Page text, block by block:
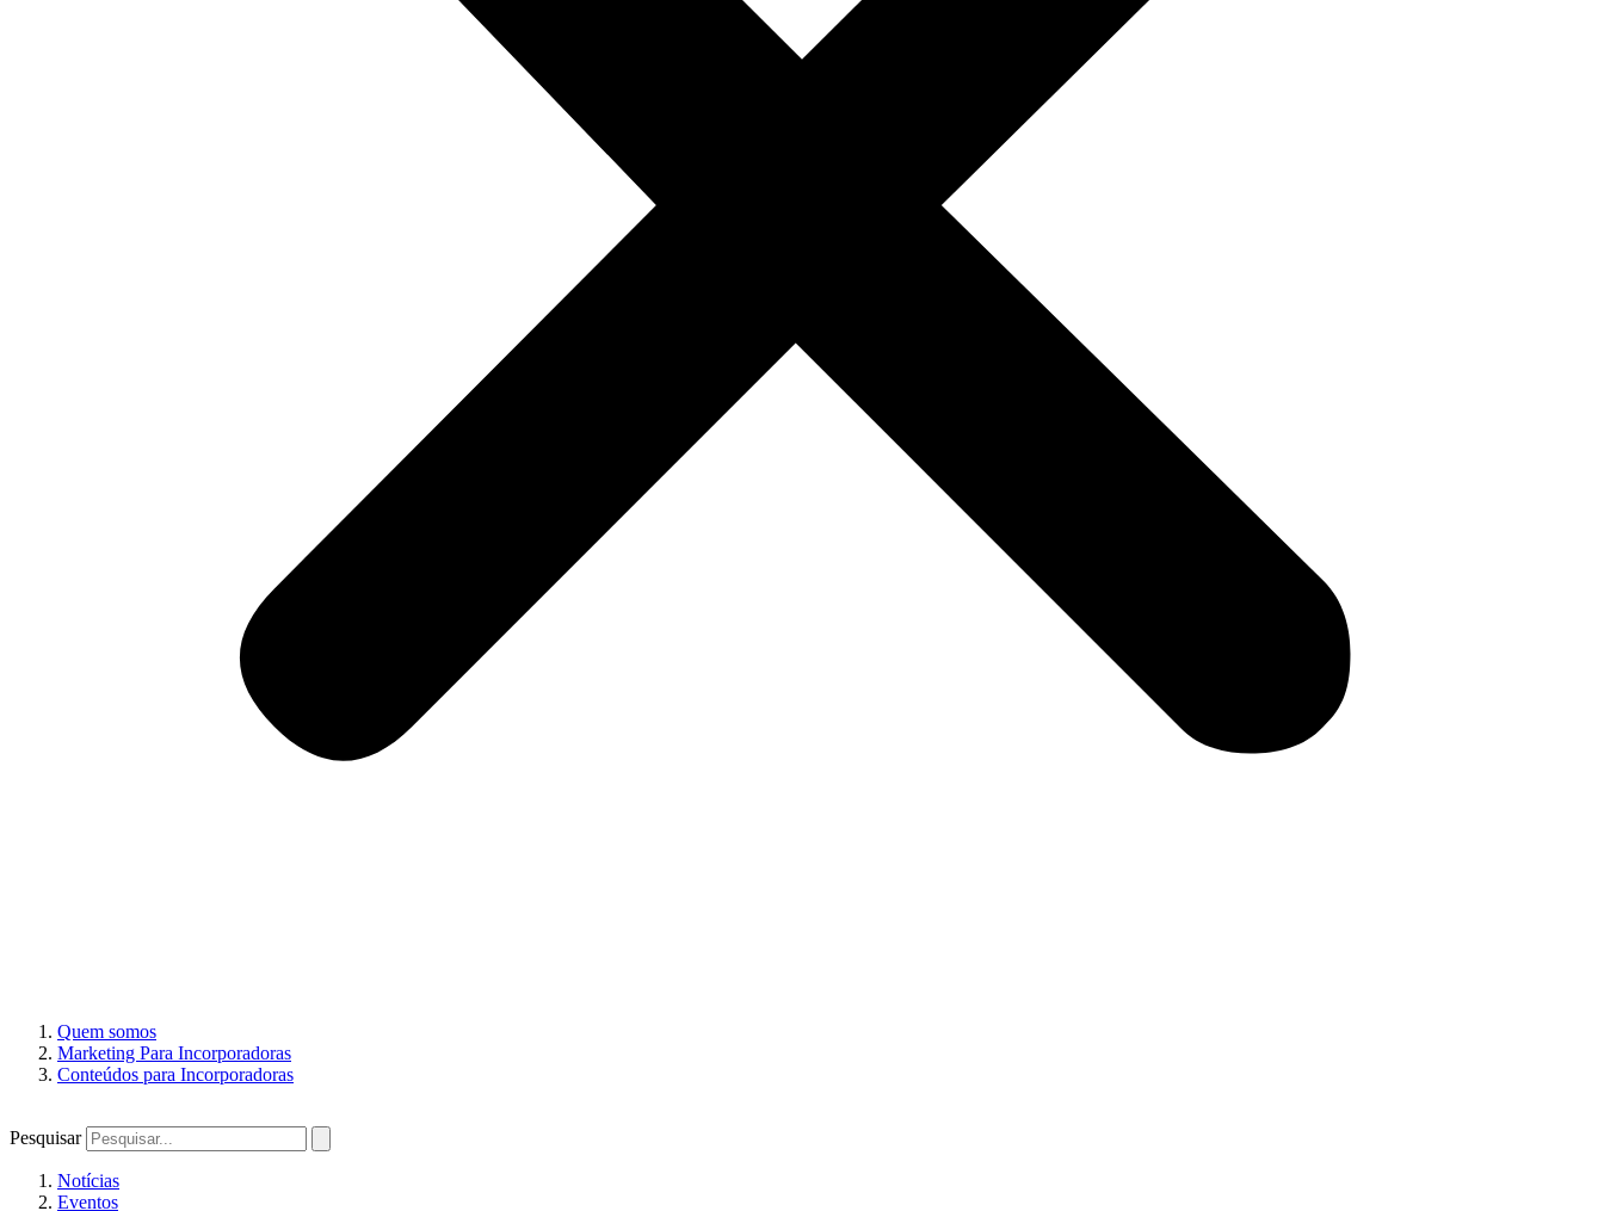
Quem somos
Marketing Para Incorporadoras
Conteúdos para Incorporadoras
Pesquisar
Notícias
Eventos